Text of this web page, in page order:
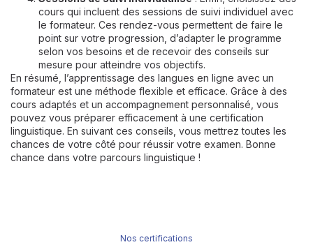
cours qui incluent des sessions de suivi individuel avec
le formateur. Ces rendez-vous permettent de faire le
point sur votre progression, d’adapter le programme
selon vos besoins et de recevoir des conseils sur
mesure pour atteindre vos objectifs.
En résumé, l’apprentissage des langues en ligne avec un
formateur est une méthode flexible et efficace. Grâce à des
cours adaptés et un accompagnement personnalisé, vous
pouvez vous préparer efficacement à une certification
linguistique. En suivant ces conseils, vous mettrez toutes les
chances de votre côté pour réussir votre examen. Bonne
chance dans votre parcours linguistique !
Nos certifications